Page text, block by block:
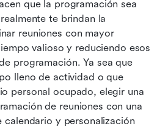
que la programación sea
te brindan la
reuniones con mayor
valioso y reduciendo esos
programación. Ya sea que
lleno de actividad o que
personal ocupado, elegir una
de reuniones con una
y personalización